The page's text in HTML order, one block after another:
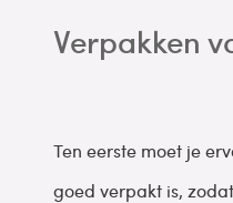
Verpakken
Ten eerste moet je
goed verpakt is,